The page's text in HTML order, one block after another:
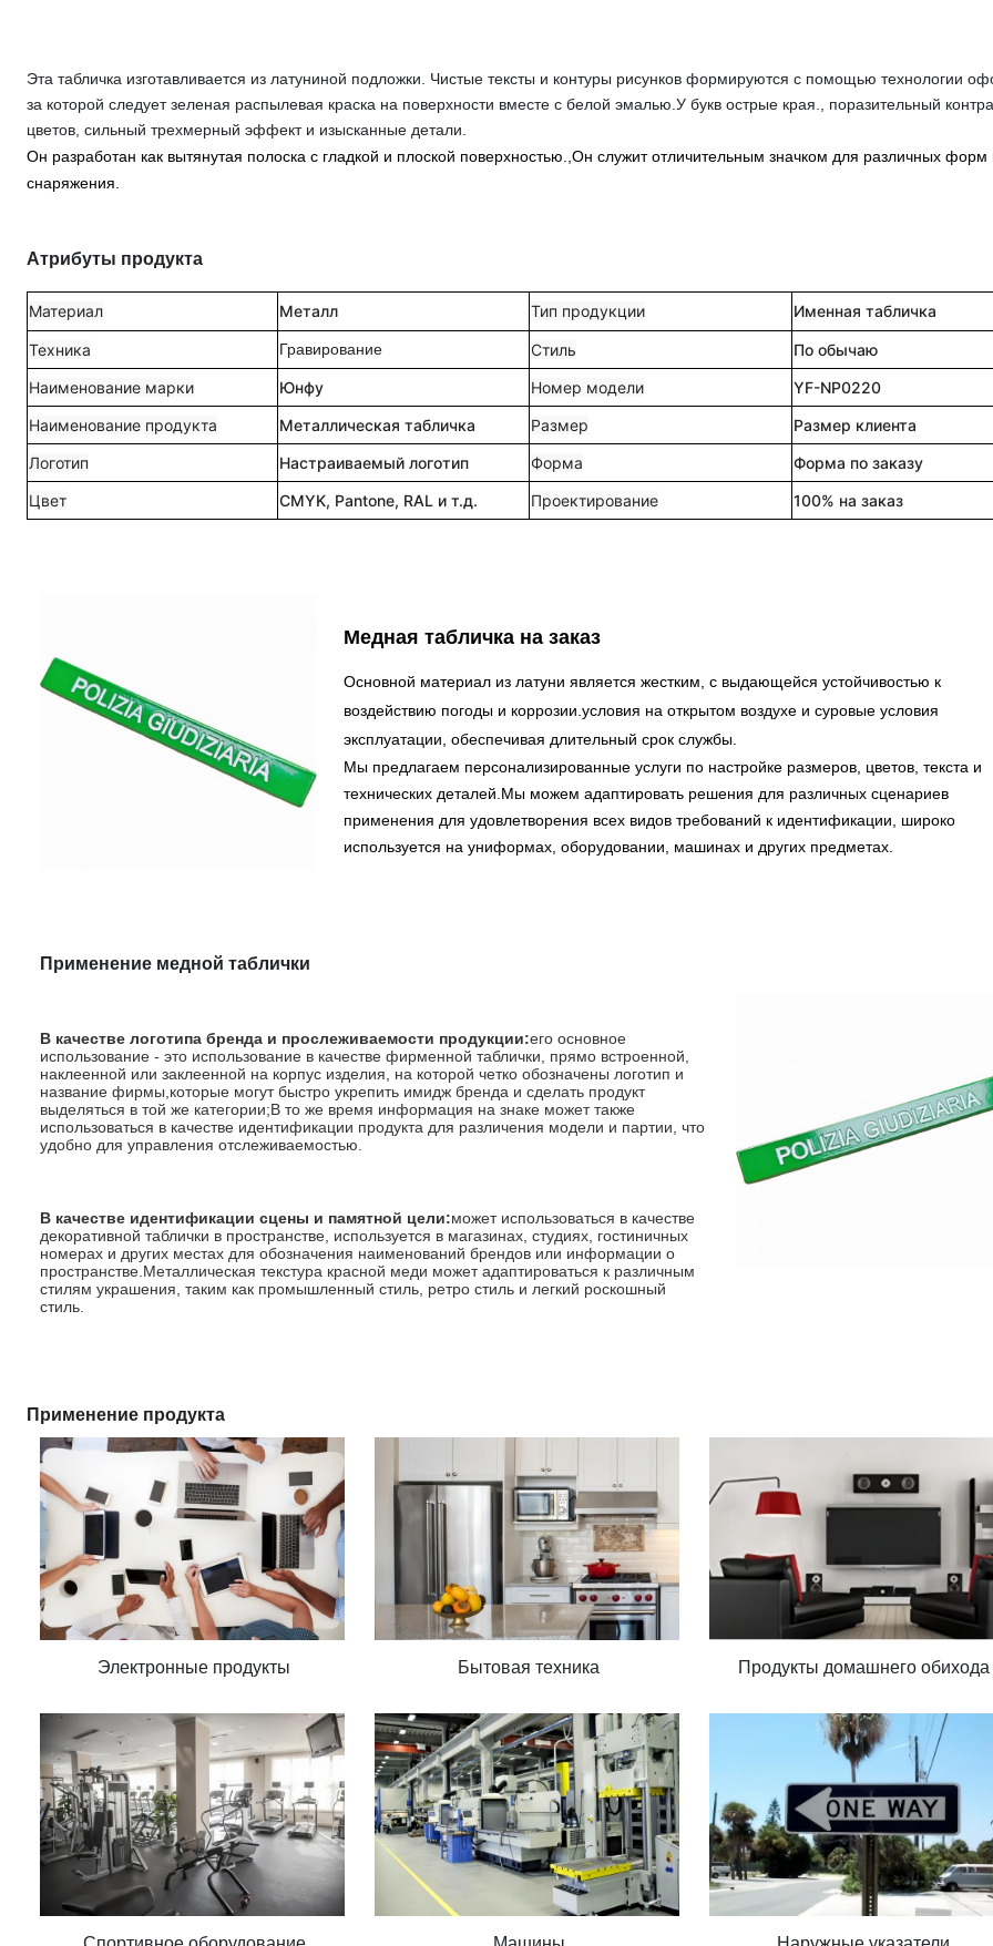
Эта табличка изготавливается из латуниной подложки. Чистые тексты и контуры рисунков формируются с помощью технологии
за которой следует зеленая распылевая краска на поверхности вместе с белой эмалью.У букв острые края., поразительный
цветов, сильный трехмерный эффект и изысканные детали.
Он разработан как вытянутая полоска с гладкой и плоской поверхностью.,Он служит отличительным значком для различных форм
снаряжения.
Атрибуты продукта
Материал Металл Тип продукции Именная табличка
Техника Гравирование Стиль
По обычаю
Наименование марки
Юнфу Номер модели
YF-NP0220
Наименование продукта
Металлическая табличка Размер
Размер клиента
Логотип
Настраиваемый логотип Форма
Форма по заказу
Цвет
CMYK, Pantone, RAL и т.д. Проектирование 100% на заказ
Медная табличка на заказ
Основной материал из латуни является жестким, с выдающейся устойчивостью к
воздействию погоды и коррозии.условия на открытом воздухе и суровые условия
эксплуатации, обеспечивая длительный срок службы.
Мы предлагаем персонализированные услуги по настройке размеров, цветов, текста и
технических деталей.Мы можем адаптировать решения для различных сценариев
применения для удовлетворения всех видов требований к идентификации, широко
используется на униформах, оборудовании, машинах и других предметах.
Применение медной таблички
В качестве логотипа бренда и прослеживаемости продукции:его основное
использование - это использование в качестве фирменной таблички, прямо встроенной,
наклеенной или заклеенной на корпус изделия, на которой четко обозначены логотип и
название фирмы,которые могут быстро укрепить имидж бренда и сделать продукт
выделяться в той же категории;В то же время информация на знаке может также
использоваться в качестве идентификации продукта для различения модели и партии, что
удобно для управления отслеживаемостью.
В качестве идентификации сцены и памятной цели:может использоваться в качестве
декоративной таблички в пространстве, используется в магазинах, студиях, гостиничных
номерах и других местах для обозначения наименований брендов или информации о
пространстве.Металлическая текстура красной меди может адаптироваться к различным
стилям украшения, таким как промышленный стиль, ретро стиль и легкий роскошный
стиль.
Применение продукта
Электронные продукты Бытовая техника Продукты домашнего обихода